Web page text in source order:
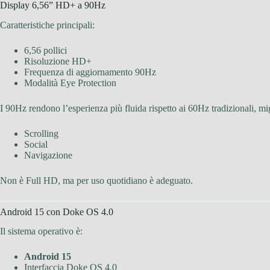
Display 6,56” HD+ a 90Hz
Caratteristiche principali:
6,56 pollici
Risoluzione HD+
Frequenza di aggiornamento 90Hz
Modalità Eye Protection
I 90Hz rendono l’esperienza più fluida rispetto ai 60Hz tradizionali,
Scrolling
Social
Navigazione
Non è Full HD, ma per uso quotidiano è adeguato.
Android 15 con Doke OS 4.0
Il sistema operativo è:
Android 15
Interfaccia Doke OS 4.0